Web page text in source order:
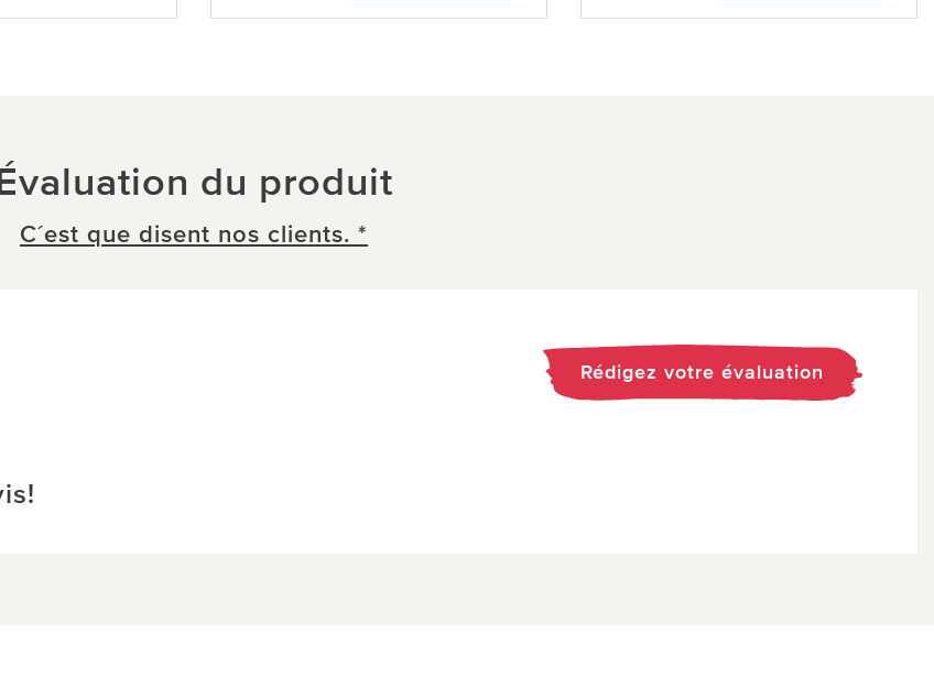
du produit
C´est que disent nos clients. *
Rédigez votre évaluation